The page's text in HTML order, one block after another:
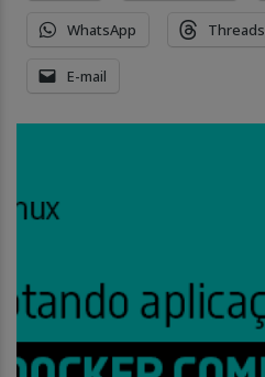
WhatsApp Threads
E-mail